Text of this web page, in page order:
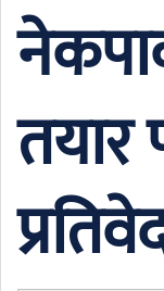
तयार